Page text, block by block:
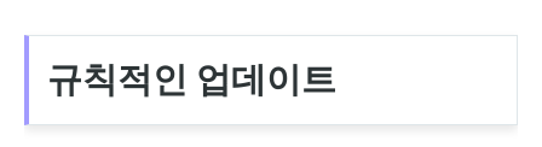
규칙적인 업데이트